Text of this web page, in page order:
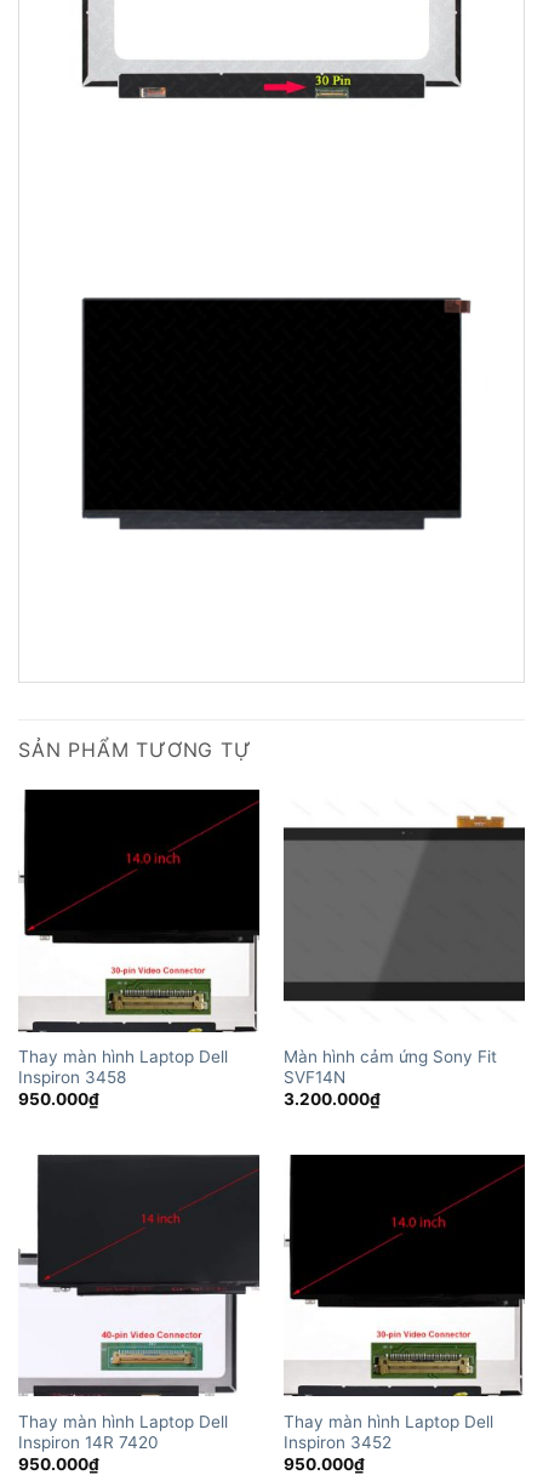
SẢN PHẨM TƯƠNG TỰ
Thay màn hình Laptop Dell
Inspiron 3458
950.000₫
Màn hình cảm ứng Sony Fit
SVF14N
3.200.000₫
Thay màn hình Laptop Dell
Inspiron 14R 7420
950.000₫
Thay màn hình Laptop Dell
Inspiron 3452
950.000₫